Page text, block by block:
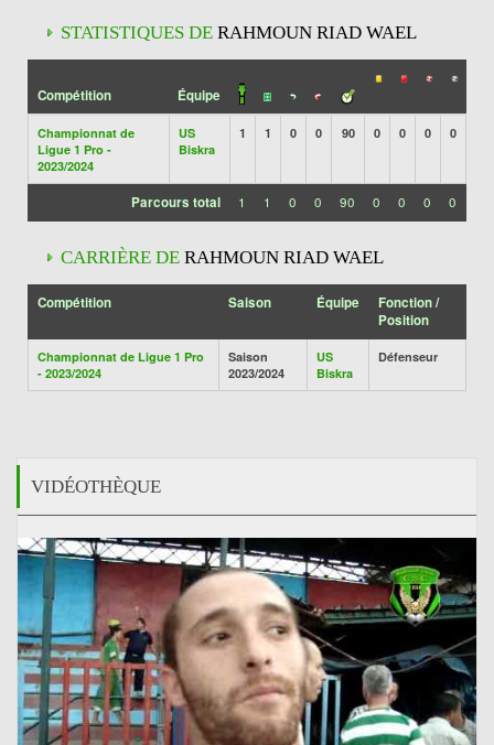
STATISTIQUES DE RAHMOUN RIAD WAEL
Compétition Équipe
Championnat de
Ligue 1 Pro -
2023/2024
US
Biskra
1 1 0 0 90 0 0 0 0
Parcours total 1 1 0 0 90 0 0 0 0
CARRIÈRE DE RAHMOUN RIAD WAEL
Compétition Saison Équipe
Fonction /
Position
Championnat de Ligue 1 Pro
- 2023/2024
Saison
2023/2024
US
Biskra
Défenseur
VIDÉOTHÈQUE